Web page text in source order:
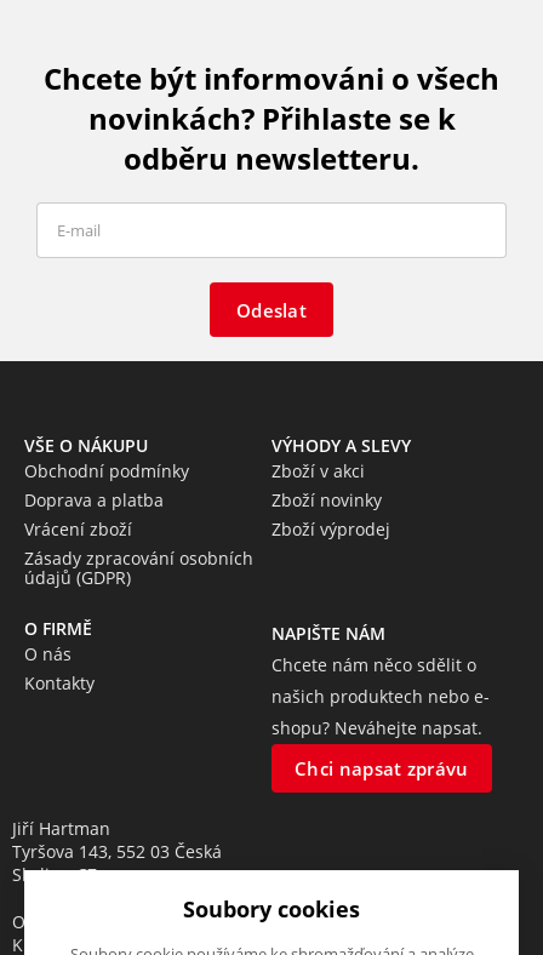
Chcete být informováni o všech
novinkách? Přihlaste se k
odběru newsletteru.
Odeslat
VŠE O NÁKUPU
Obchodní podmínky
Doprava a platba
Vrácení zboží
Zásady zpracování osobních
údajů (GDPR)
VÝHODY A SLEVY
Zboží v akci
Zboží novinky
Zboží výprodej
O FIRMĚ
O nás
Kontakty
NAPIŠTE NÁM
Chcete nám něco sdělit o
našich produktech nebo e-
shopu? Neváhejte napsat.
Chci napsat zprávu
Jiří Hartman
Tyršova 143, 552 03 Česká
Skalice, CZ
Obchodní rejstřík vedený u
Krajského soudu v Hradci
Soubory cookies